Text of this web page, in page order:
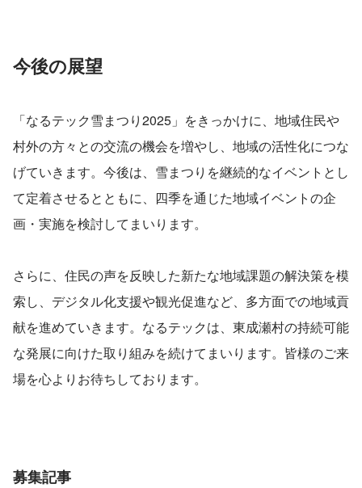
今後の展望
「なるテック雪まつり2025」をきっかけに、地域住民や
村外の方々との交流の機会を増やし、地域の活性化につな
げていきます。今後は、雪まつりを継続的なイベントとし
て定着させるとともに、四季を通じた地域イベントの企
画・実施を検討してまいります。
さらに、住民の声を反映した新たな地域課題の解決策を模
索し、デジタル化支援や観光促進など、多方面での地域貢
献を進めていきます。なるテックは、東成瀬村の持続可能
な発展に向けた取り組みを続けてまいります。皆様のご来
場を心よりお待ちしております。
募集記事